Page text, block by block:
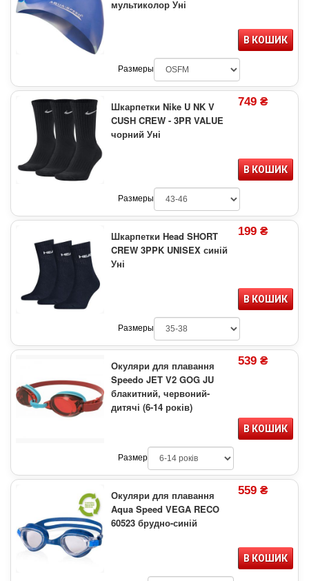
мультиколор Уні
В КОШИК
Размеры
Шкарпетки Nike U NK V
CUSH CREW - 3PR VALUE
чорний Уні
749 ₴
В КОШИК
Размеры
Шкарпетки Head SHORT
CREW 3PPK UNISEX синій
Уні
199 ₴
В КОШИК
Размеры
Окуляри для плавання
Speedo JET V2 GOG JU
блакитний, червоний-
дитячі (6-14 років)
539 ₴
В КОШИК
Размер
Окуляри для плавання
Aqua Speed VEGA RECO
60523 брудно-синій
559 ₴
В КОШИК